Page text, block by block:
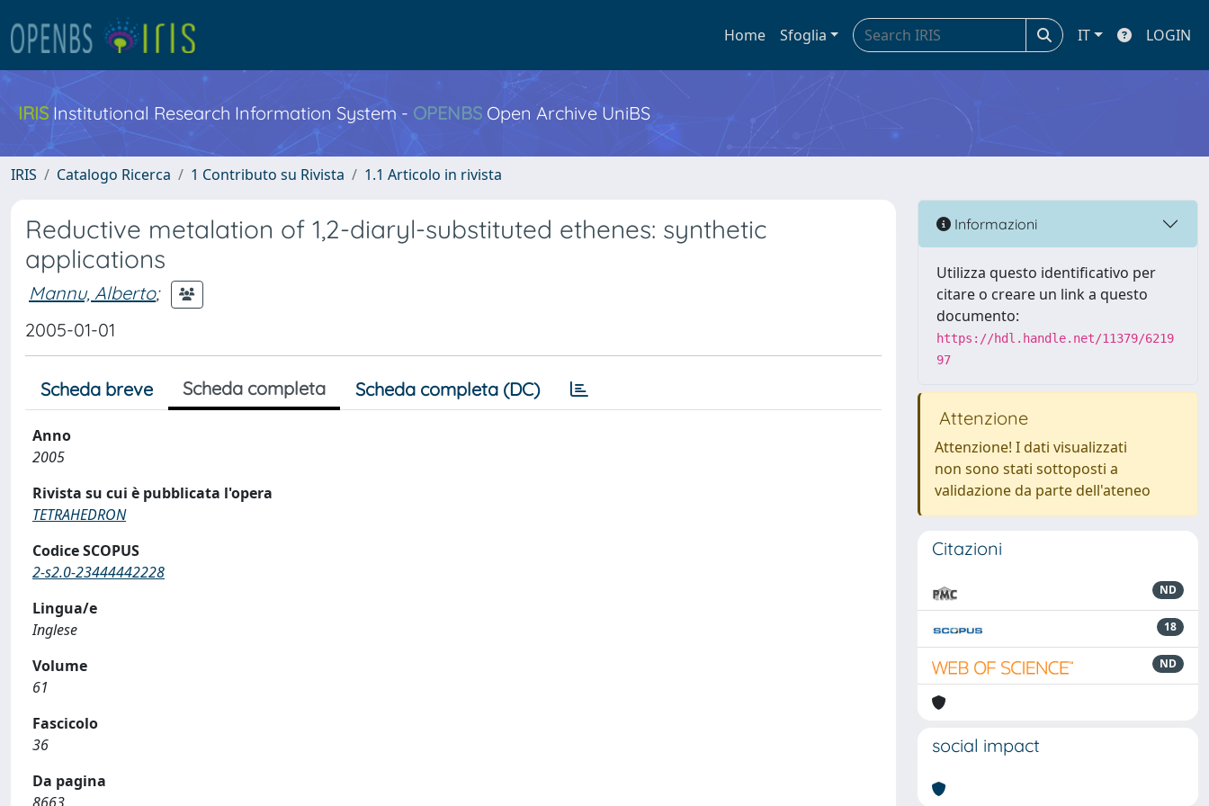
Home Sfoglia IT LOGIN
IRIS Institutional Research Information System - OPENBS Open Archive UniBS
IRIS Catalogo Ricerca 1 Contributo su Rivista 1.1 Articolo in rivista
Reductive metalation of 1,2-diaryl-substituted ethenes: synthetic
applications
Mannu, Alberto;
2005-01-01
Scheda breve Scheda completa Scheda completa (DC)
Anno
2005
Rivista su cui è pubblicata l'opera
TETRAHEDRON
Codice SCOPUS
2-s2.0-23444442228
Lingua/e
Inglese
Volume
61
Fascicolo
36
Da pagina
Informazioni
Utilizza questo identificativo per
citare o creare un link a questo
documento:
https://hdl.handle.net/11379/6219
97
Attenzione
Attenzione! I dati visualizzati
non sono stati sottoposti a
validazione da parte dell'ateneo
Citazioni
ND
18
ND
social impact